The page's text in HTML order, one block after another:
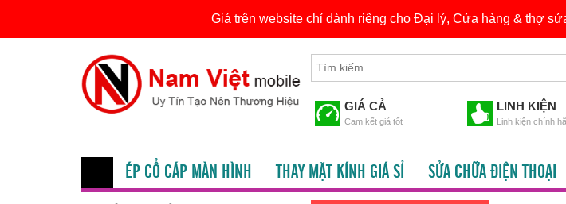
Giá trên website chỉ dành riêng cho Đại lý, Cửa hàng & thợ
Tìm
GIÁ CẢ
Cam kết giá tốt
LINH KIỆN
Linh kiện chính
ÉP CỔ CÁP MÀN HÌNH THAY MẶT KÍNH GIÁ SỈ SỬA CHỮA ĐIỆN THOẠI